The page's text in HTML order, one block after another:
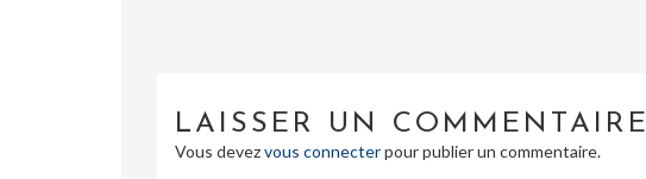
LAISSER UN COMMENTAIRE
Vous devezvous connecterpour publier un commentaire.